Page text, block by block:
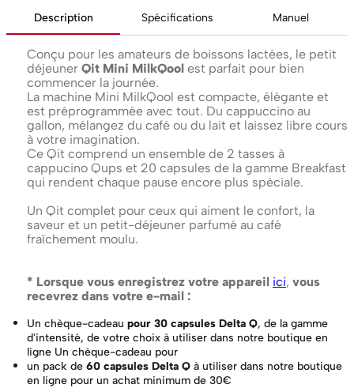
Description Spécifications Manuel
Conçu pour les amateurs de boissons lactées, le petit
déjeuner Qit Mini MilkQool est parfait pour bien
commencer la journée.
La machine Mini MilkQool est compacte, élégante et
est préprogrammée avec tout. Du cappuccino au
gallon, mélangez du café ou du lait et laissez libre cours
à votre imagination.
Ce Qit comprend un ensemble de 2 tasses à
cappucino Qups et 20 capsules de la gamme Breakfast
qui rendent chaque pause encore plus spéciale.
Un Qit complet pour ceux qui aiment le confort, la
saveur et un petit-déjeuner parfumé au café
fraîchement moulu.
* Lorsque vous enregistrez votre appareil ici, vous
recevrez dans votre e-mail :
Un chèque-cadeau pour 30 capsules Delta Q, de la gamme
d'intensité, de votre choix à utiliser dans notre boutique en
ligne Un chèque-cadeau pour
un pack de 60 capsules Delta Q à utiliser dans notre boutique
en ligne pour un achat minimum de 30€